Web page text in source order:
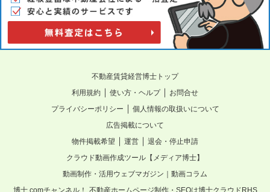
不動産賃貸経営博士トップ
利用規約 ｜ 使い方・ヘルプ｜ お問合せ
プライバシーポリシー ｜ 個人情報の取扱いについて
広告掲載について
物件掲載希望 ｜ 運営 ｜ 退会・停止申請
クラウド動画作成ツール【メディア博士】
動画制作・活用ウェブマガジン｜動画コラム
博士.comチャンネル！
不動産ホームページ制作・SEOは博士クラウドRHS